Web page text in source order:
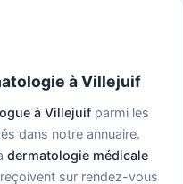
à Villejuif
à Villejuif parmi les
dans notre annuaire.
dermatologie médicale
sur rendez-vous